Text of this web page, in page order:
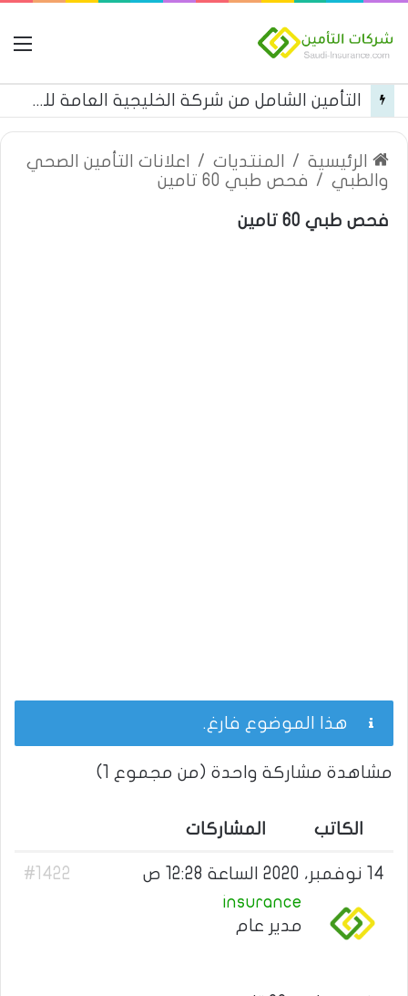
التأمين الشامل من شركة الخليجية العامة للتأمين
الرئيسية / المنتديات /
اعلانات التأمين الصحي
والطبي / فحص طبي 60 تامين
فحص طبي 60 تامين
هذا الموضوع فارغ.
مشاهدة مشاركة واحدة (من مجموع 1)
الكاتب المشاركات
14 نوفمبر، 2020 الساعة 12:28 ص
#1422
insurance
مدير عام